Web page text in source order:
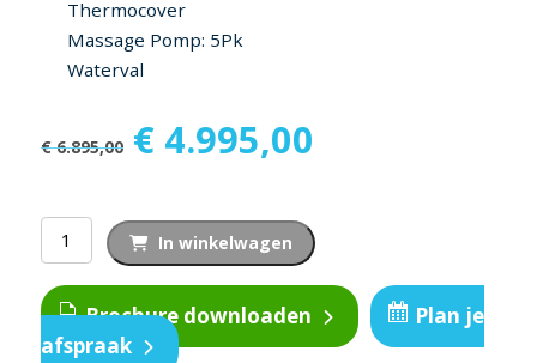
Thermocover
Massage Pomp: 5Pk
Waterval
€6.895,00 Oorspronkelijke
prijs
€ 6.895,00.
€ 4.995,00
€ 4.995,00.
Plug
and
play
spa
Hugo
In winkelwagen
Brochure downloaden
Plan je
afspraak